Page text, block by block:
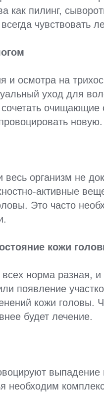
как пилинг,
чувствовать
и осмотра на
уход для
очищающие
новую.
организм не
активные
Это часто
кожи
норма разная,
появление
кожи головы.
будет лечение.
необходим